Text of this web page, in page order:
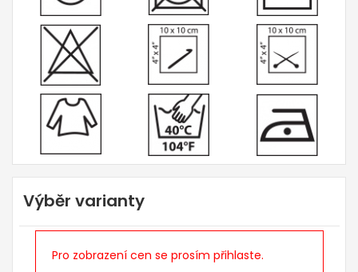
Výběr varianty
Pro zobrazení cen se prosím přihlaste.